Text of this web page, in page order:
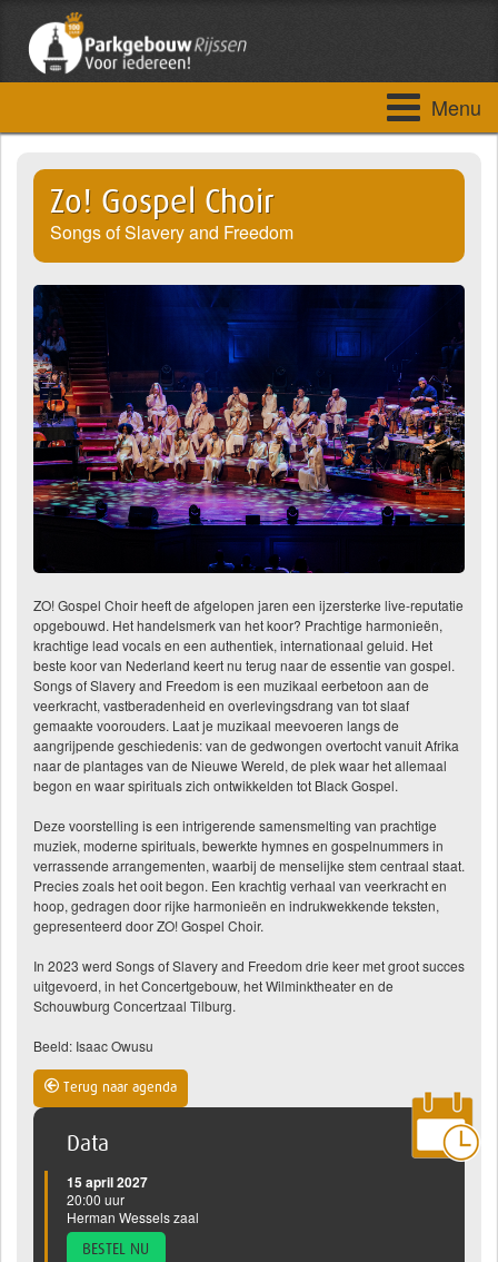
Menu
Zo! Gospel Choir
Songs of Slavery and Freedom
ZO! Gospel Choir heeft de afgelopen jaren een ijzersterke live-reputatie
opgebouwd. Het handelsmerk van het koor? Prachtige harmonieën,
krachtige lead vocals en een authentiek, internationaal geluid. Het
beste koor van Nederland keert nu terug naar de essentie van gospel.
Songs of Slavery and Freedom is een muzikaal eerbetoon aan de
veerkracht, vastberadenheid en overlevingsdrang van tot slaaf
gemaakte voorouders. Laat je muzikaal meevoeren langs de
aangrijpende geschiedenis: van de gedwongen overtocht vanuit Afrika
naar de plantages van de Nieuwe Wereld, de plek waar het allemaal
begon en waar spirituals zich ontwikkelden tot Black Gospel.
Deze voorstelling is een intrigerende samensmelting van prachtige
muziek, moderne spirituals, bewerkte hymnes en gospelnummers in
verrassende arrangementen, waarbij de menselijke stem centraal staat.
Precies zoals het ooit begon. Een krachtig verhaal van veerkracht en
hoop, gedragen door rijke harmonieën en indrukwekkende teksten,
gepresenteerd door ZO! Gospel Choir.
In 2023 werd Songs of Slavery and Freedom drie keer met groot succes
uitgevoerd, in het Concertgebouw, het Wilminktheater en de
Schouwburg Concertzaal Tilburg.
Beeld: Isaac Owusu
Terug naar agenda
Data
15 april 2027
20:00 uur
Herman Wessels zaal
BESTEL NU